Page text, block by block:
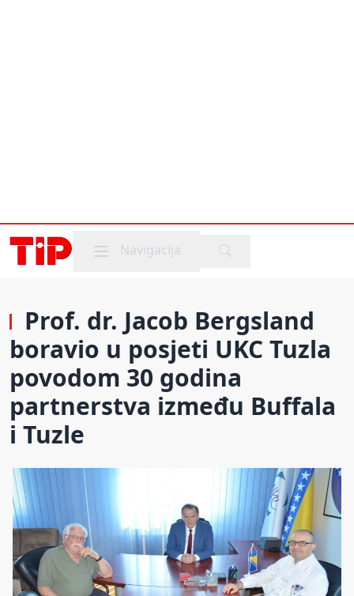
Mobile menu
Navigacija
Prof. dr. Jacob Bergsland
boravio u posjeti UKC Tuzla
povodom 30 godina
partnerstva između Buffala
i Tuzle